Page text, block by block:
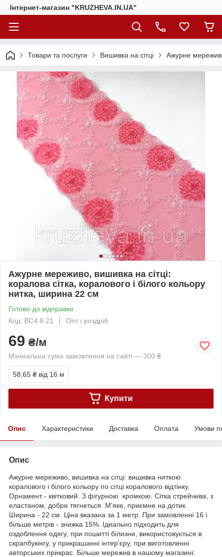
Інтернет-магазин "KRUZHEVA.IN.UA"
Товари та послуги Вишивка на сітці Ажурне
Ажурне мереживо, вишивка на сітці:
коралова сітка, коралового і білого кольору
нитка, ширина 22 см
Готово до відправки
Код: ВС4.8.21
Опт і роздріб
69 ₴/м
Мінімальна сума замовлення на сайті — 300 ₴
58,65 ₴ від 16 м
Купити
Опис Характеристики Доставка Оплата Умови
Опис
Ажурне мереживо, вишивка на сітці: вишивка ниткою
коралового і білого кольору по сітці коралового відтінку.
Орнамент - квітковий. З фігурною кромкою. Сітка стрейчева, з
еластаном, добре тягнеться. М'яке, приємне на дотик.
Ширина - 22 см. Ціна вказана за 1 метр. При замовленні 16 і
більше метрів - знижка 15%. Ідеально підходить для
оздоблення одягу, при пошитті білизни, використовується в
скрапбукінгу, у прикрашанні інтер'єру, при виготовленні
авторських прикрас. Більше мережив в нашому магазині: